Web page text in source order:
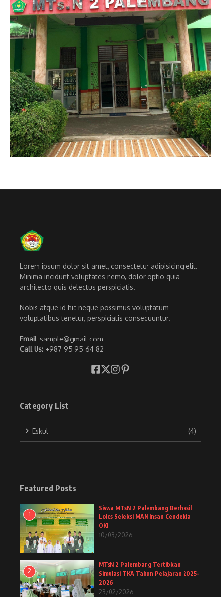
Lorem ipsum dolor sit amet, consectetur adipisicing elit.
Minima incidunt voluptates nemo, dolor optio quia
architecto quis delectus perspiciatis.
Nobis atque id hic neque possimus voluptatum
voluptatibus tenetur, perspiciatis consequuntur.
Email: sample@gmail.com
Call Us: +987 95 95 64 82
Category List
Eskul (4)
Featured Posts
1
Siswa MTsN 2 Palembang Berhasil
Lolos Seleksi MAN Insan Cendekia
OKI
10/03/2026
2
MTsN 2 Palembang Tertibkan
Simulasi TKA Tahun Pelajaran 2025–
2026
23/02/2026